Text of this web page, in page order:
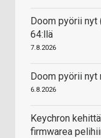
Doom pyörii nyt
64:llä
7.8.2026
Doom pyörii
6.8.2026
Keychron
firmwarea